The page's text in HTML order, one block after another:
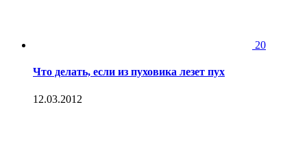
20
Что делать, если из пуховика лезет пух
12.03.2012